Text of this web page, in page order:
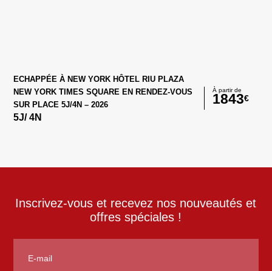
ECHAPPÉE À NEW YORK HÔTEL RIU PLAZA
NEW YORK TIMES SQUARE EN RENDEZ-VOUS
SUR PLACE 5J/4N – 2026
5J/4N
À partir de
1843€
Inscrivez-vous et recevez nos nouveautés et
offres spéciales !